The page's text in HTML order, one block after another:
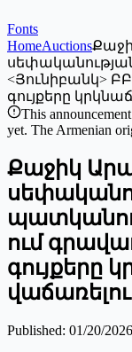
Fonts
HomeAuctions
<Յունիբանկ>
գույքերը
This
yet. The Armenian
Քաջիկ
ում
գույքերը
Published: 01/20/